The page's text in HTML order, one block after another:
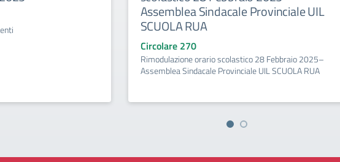
Assemblea Sindacale Provinciale UIL
SCUOLA RUA
Circolare 270
Rimodulazione orario scolastico 28 Febbraio 2025–
Assemblea Sindacale Provinciale UIL SCUOLA RUA